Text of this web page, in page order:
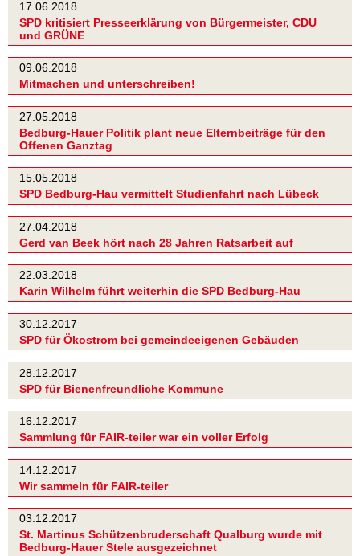
17.06.2018
SPD kritisiert Presseerklärung von Bürgermeister, CDU
und GRÜNE
09.06.2018
Mitmachen und unterschreiben!
27.05.2018
Bedburg-Hauer Politik plant neue Elternbeiträge für den
Offenen Ganztag
15.05.2018
SPD Bedburg-Hau vermittelt Studienfahrt nach Lübeck
27.04.2018
Gerd van Beek hört nach 28 Jahren Ratsarbeit auf
22.03.2018
Karin Wilhelm führt weiterhin die SPD Bedburg-Hau
30.12.2017
SPD für Ökostrom bei gemeindeeigenen Gebäuden
28.12.2017
SPD für Bienenfreundliche Kommune
16.12.2017
Sammlung für FAIR-teiler war ein voller Erfolg
14.12.2017
Wir sammeln für FAIR-teiler
03.12.2017
St. Martinus Schützenbruderschaft Qualburg wurde mit
Bedburg-Hauer Stele ausgezeichnet